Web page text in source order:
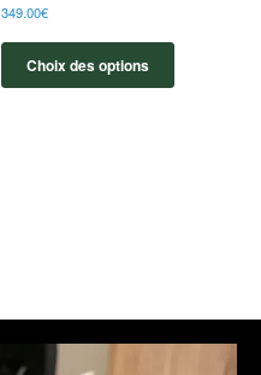
349.00€
Choix des options